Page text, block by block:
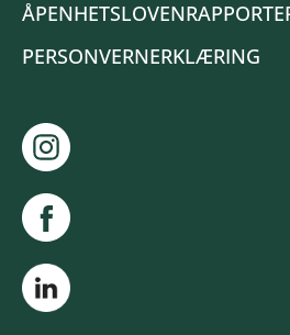
PERSONVERNERKLÆRING